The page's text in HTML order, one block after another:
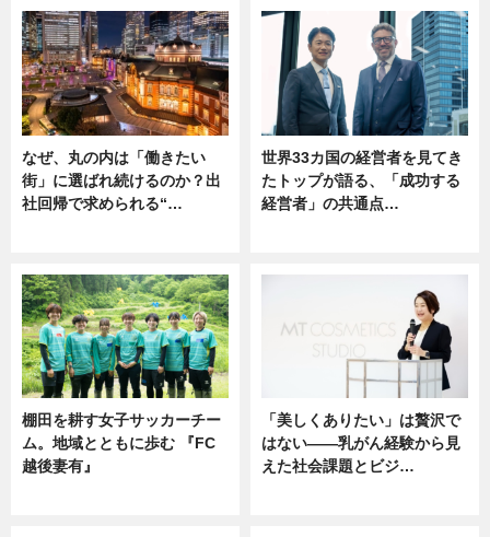
なぜ、丸の内は「働きたい
街」に選ばれ続けるのか？出
社回帰で求められる“…
世界33カ国の経営者を見てき
たトップが語る、「成功する
経営者」の共通点…
棚田を耕す女子サッカーチー
ム。地域とともに歩む 『FC
越後妻有』
「美しくありたい」は贅沢で
はない――乳がん経験から見
えた社会課題とビジ…